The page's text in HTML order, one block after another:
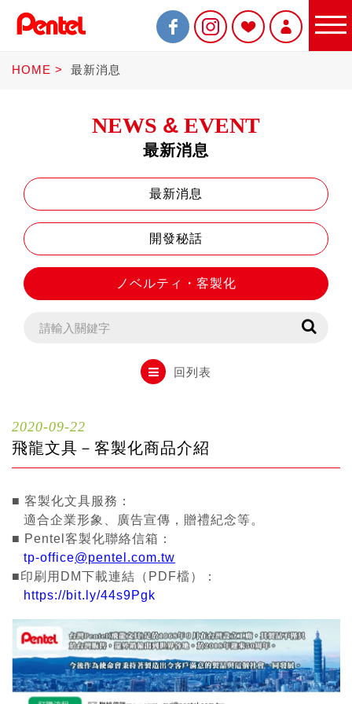
限定商品
書寫筆
Sterling
木頭鉛筆
水性筆
油性筆
修正系列
畫材
HOME 最新消息
NEWS & EVENT
最新消息
最新消息
開發秘話
ノベルティ・客製化
回列表
2020-09-22
飛龍文具－客製化商品介紹
■ 客製化文具服務：
適合企業形象、廣告宣傳，贈禮紀念等。
■ Pentel客製化聯絡信箱：
tp-office@pentel.com.tw
■印刷用DM下載連結（PDF檔）：
https://bit.ly/44s9Pgk